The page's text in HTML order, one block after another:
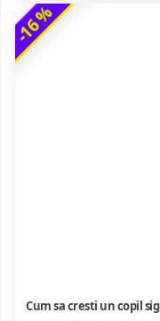
-16 %